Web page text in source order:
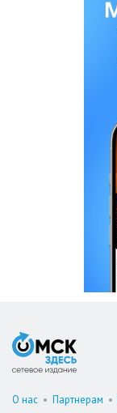
О нас • Партнерам •